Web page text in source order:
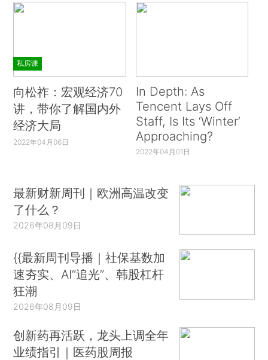
私房课
向松祚：宏观经济70
讲，带你了解国内外
经济大局
2022年04月06日
In Depth: As
Tencent Lays Off
Staff, Is Its ‘Winter’
Approaching?
2022年04月01日
最新财新周刊｜欧洲高温改变
了什么？
2026年08月09日
{{最新周刊导播｜社保基数加
速夯实、AI“追光”、韩股杠杆
狂潮
2026年08月09日
创新药再活跃，龙头上调全年
业绩指引｜医药股周报